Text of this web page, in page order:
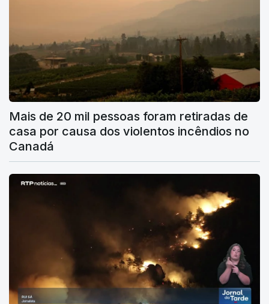
Mais de 20 mil pessoas foram retiradas de
casa por causa dos violentos incêndios no
Canadá